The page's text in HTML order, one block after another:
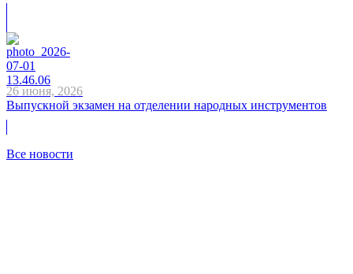
26 июня, 2026
Выпускной экзамен на отделении народных инструментов
Все новости